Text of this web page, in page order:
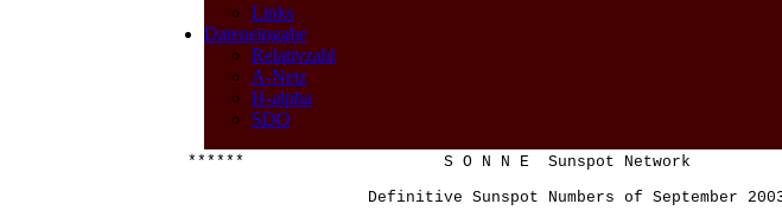
Links
Dateneingabe
Relativzahl
A-Netz
H-alpha
SDO
****** S O N N E Sunspot
Definitive Sunspot Numbers of